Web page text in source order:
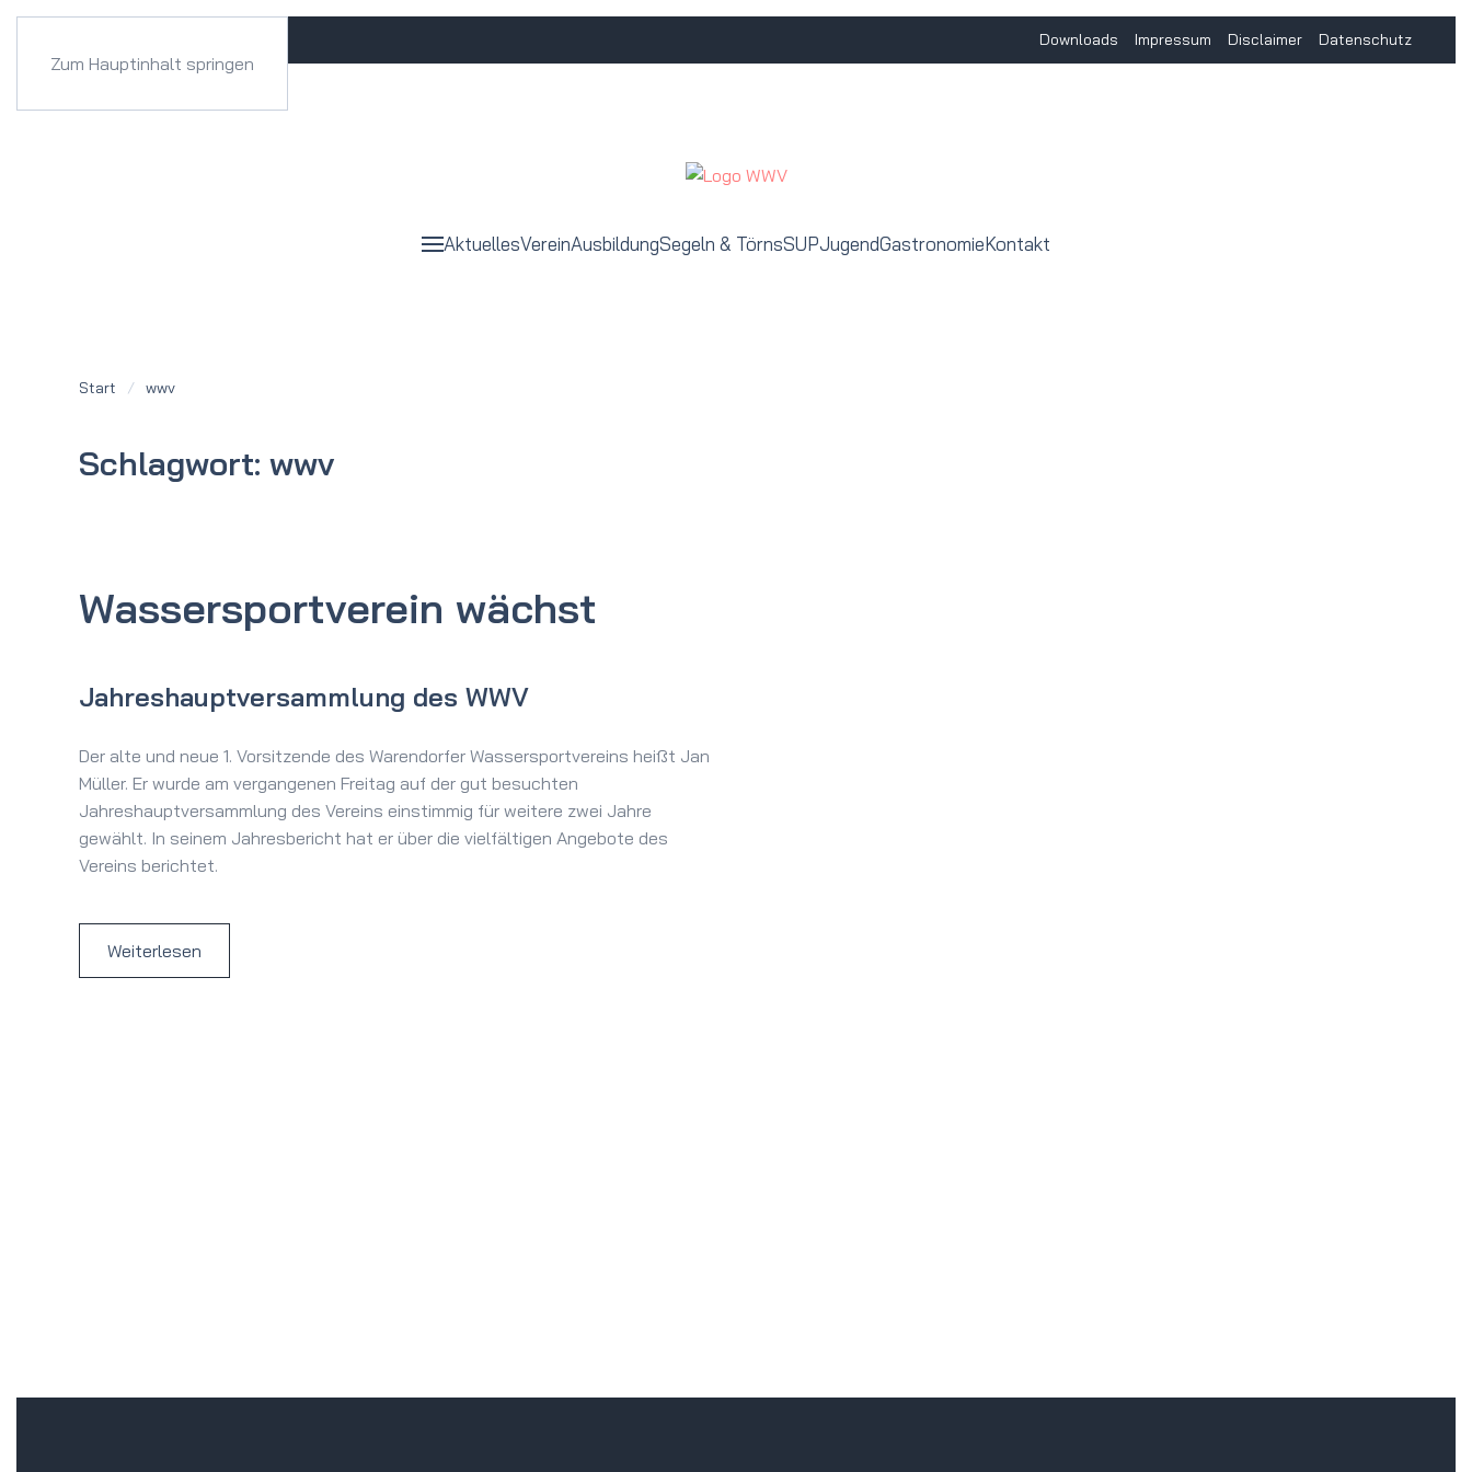
Zum Hauptinhalt springen
Downloads Impressum Disclaimer Datenschutz
AktuellesVereinAusbildungSegeln & TörnsSUPJugendGastronomieKontakt
Start wwv
Schlagwort: wwv
Wasser­sport­verein wächst
Jahreshauptversammlung des WWV
Der alte und neue 1. Vorsitzende des Warendorfer Wassersportvereins heißt Jan
Müller. Er wurde am vergangenen Freitag auf der gut besuchten
Jahreshauptversammlung des Vereins einstimmig für weitere zwei Jahre
gewählt. In seinem Jahresbericht hat er über die vielfältigen Angebote des
Vereins berichtet.
Weiterlesen